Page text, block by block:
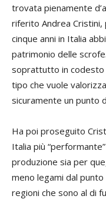
trovata pienamente
riferito Andrea Cristini,
cinque anni in Italia
patrimonio delle
soprattutto in codesto
tipo che vuole
sicuramente un punto
Ha poi proseguito
Italia più
produzione sia per
meno legami dal
regioni che sono al di